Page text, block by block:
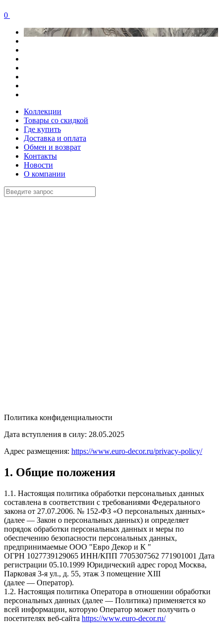
0
Коллекции
Товары со скидкой
Где купить
Доставка и оплата
Обмен и возврат
Контакты
Новости
О компании
Политика конфиденциальности
Дата вступления в силу: 28.05.2025
Адрес размещения: https://www.euro-decor.ru/privacy-policy/
1. Общие положения
1.1. Настоящая политика обработки персональных данных
составлена в соответствии с требованиями Федерального
закона от 27.07.2006. № 152-ФЗ «О персональных данных»
(далее — Закон о персональных данных) и определяет
порядок обработки персональных данных и меры по
обеспечению безопасности персональных данных,
предпринимаемые ООО "Евро Декор и К "
ОГРН 1027739129065 ИНН/КПП 7705307562 771901001 Дата
регистрации 05.10.1999 Юридический адрес город Москва,
Парковая 3-я ул., д. 55, этаж 3 помещение XIII
(далее — Оператор).
1.2. Настоящая политика Оператора в отношении обработки
персональных данных (далее — Политика) применяется ко
всей информации, которую Оператор может получить о
посетителях веб-сайта https://www.euro-decor.ru/